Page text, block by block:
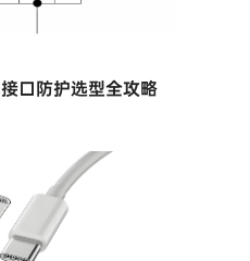
口防护选型全攻略